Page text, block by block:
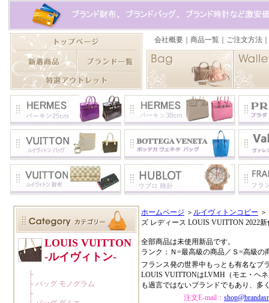
ホームページ ＞ ルイヴィトンコピー ＞
ズ レディース LOUIS VUITTON 2022新
全部商品は未使用新品です。
ランク：Ｎ=最高級の商品／Ｓ=高級の
フランス発の世界中もっとも有名なブ
LOUIS VUITTONはLVMH（モエ・ヘ
も過言ではないブランドでもあり、多
注文E-mail：